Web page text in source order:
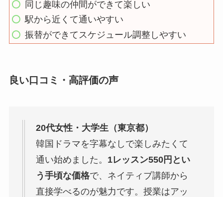
同じ趣味の仲間ができて楽しい
駅から近くて通いやすい
振替ができてスケジュール調整しやすい
良い口コミ・高評価の声
20代女性・大学生（東京都）
韓国ドラマを字幕なしで楽しみたくて
通い始めました。 1レッスン550円とい
う手頃な価格で、ネイティブ講師から
直接学べるのが魅力です。授業はアッ